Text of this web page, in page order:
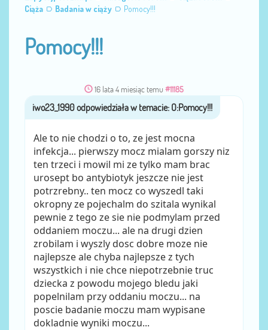
Ciąża
Badania w ciąży Pomocy!!!
Pomocy!!!
16 lata 4 miesiąc temu #11185
przeziwo23_1990
Ale to nie chodzi o to, ze jest mocna
infekcja... pierwszy mocz mialam gorszy niz
ten trzeci i mowil mi ze tylko mam brac
urosept bo antybiotyk jeszcze nie jest
potrzrebny.. ten mocz co wyszedl taki
okropny ze pojechalm do szitala wynikal
pewnie z tego ze sie nie podmylam przed
oddaniem moczu... ale na drugi dzien
zrobilam i wyszly dosc dobre moze nie
najlepsze ale chyba najlepsze z tych
wszystkich i nie chce niepotrzebnie truc
dziecka z powodu mojego bledu jaki
popelnilam przy oddaniu moczu... na
poscie badanie moczu mam wypisane
dokladnie wyniki moczu...